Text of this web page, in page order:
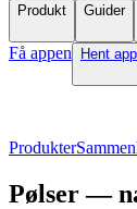
Produkt Guider
Få appen Hent
Produkter
Pølser —